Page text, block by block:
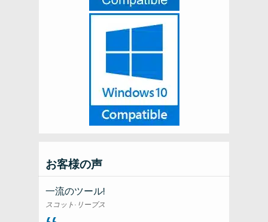
お客様の声
一流のツール!
スコット·リーブス